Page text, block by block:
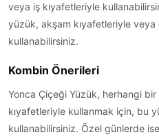
veya iş kıyafetleriyle
yüzük, akşam kıyafetleriyle veya
kullanabilirsiniz.
Kombin Önerileri
Yonca Çiçeği Yüzük, herhangi
kıyafetleriyle kullanmak için, bu
kullanabilirsiniz. Özel günlerde